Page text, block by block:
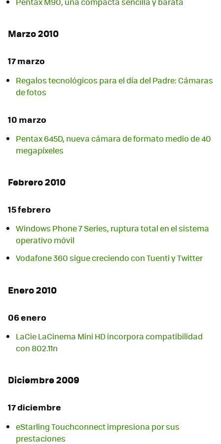
Marzo 2010
17 marzo
Regalos tecnológicos para el día del Padre: Cámaras
de fotos
10 marzo
Pentax 645D, nueva cámara de formato medio de 40
megapíxeles
Febrero 2010
15 febrero
Windows Phone 7 Series, ruptura total en el sistema
operativo móvil
Vodafone 360 sigue creciendo con Tuenti y Twitter
Enero 2010
06 enero
LaCie LaCinema Mini HD incorpora compatibilidad
con 802.11n
Diciembre 2009
17 diciembre
eStarling Touchconnect impresiona por sus
prestaciones